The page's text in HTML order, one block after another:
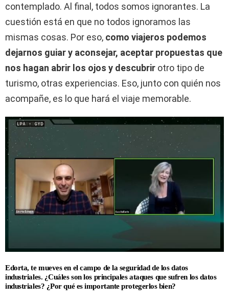
contemplado. Al final, todos somos ignorantes. La
cuestión está en que no todos ignoramos las
mismas cosas. Por eso, como viajeros podemos
dejarnos guiar y aconsejar, aceptar propuestas que
nos hagan abrir los ojos y descubrir otro tipo de
turismo, otras experiencias. Eso, junto con quién nos
acompañe, es lo que hará el viaje memorable.
Edorta, te mueves en el campo de la seguridad de los datos
industriales. ¿Cuáles son los principales ataques que sufren los datos
industriales? ¿Por qué es importante protegerlos bien?